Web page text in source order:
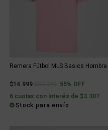
Remera Fútbol MLS Basics Hombre
$14.999 Price reduced from
to55% OFF
6 cuotas con interés de $3.307
Stock para envío